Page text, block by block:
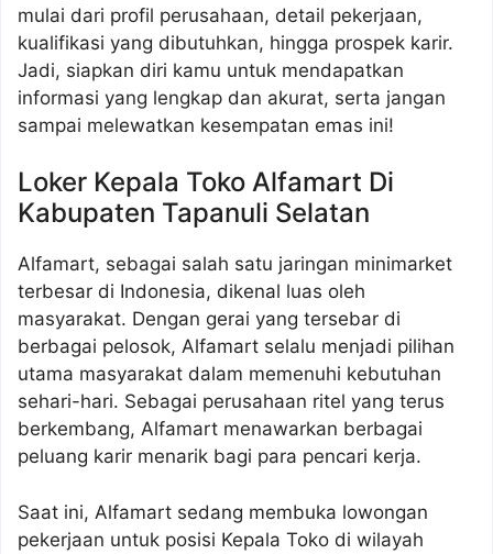
mulai dari profil perusahaan, detail pekerjaan,
kualifikasi yang dibutuhkan, hingga prospek karir.
Jadi, siapkan diri kamu untuk mendapatkan
informasi yang lengkap dan akurat, serta jangan
sampai melewatkan kesempatan emas ini!
Loker Kepala Toko Alfamart Di
Kabupaten Tapanuli Selatan
Alfamart, sebagai salah satu jaringan minimarket
terbesar di Indonesia, dikenal luas oleh
masyarakat. Dengan gerai yang tersebar di
berbagai pelosok, Alfamart selalu menjadi pilihan
utama masyarakat dalam memenuhi kebutuhan
sehari-hari. Sebagai perusahaan ritel yang terus
berkembang, Alfamart menawarkan berbagai
peluang karir menarik bagi para pencari kerja.
Saat ini, Alfamart sedang membuka lowongan
pekerjaan untuk posisi Kepala Toko di wilayah